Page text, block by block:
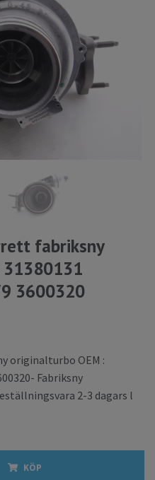
fabriksny
3600320
originalturbo OEM :
Fabriksny
2-3 dagars l
KÖP